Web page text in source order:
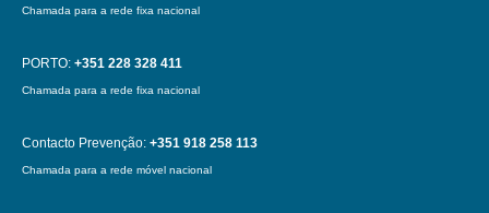
Chamada para a rede fixa nacional
PORTO: +351 228 328 411
Chamada para a rede fixa nacional
Contacto Prevenção: +351 918 258 113
Chamada para a rede móvel nacional